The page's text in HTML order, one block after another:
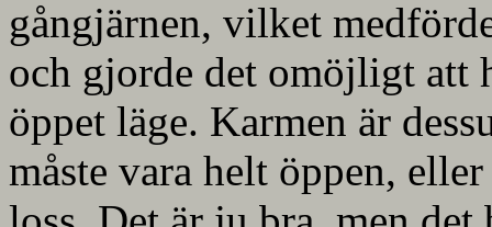
gångjärnen, vilket
och gjorde det omöjligt att
öppet läge. Karmen är
måste vara helt öppen,